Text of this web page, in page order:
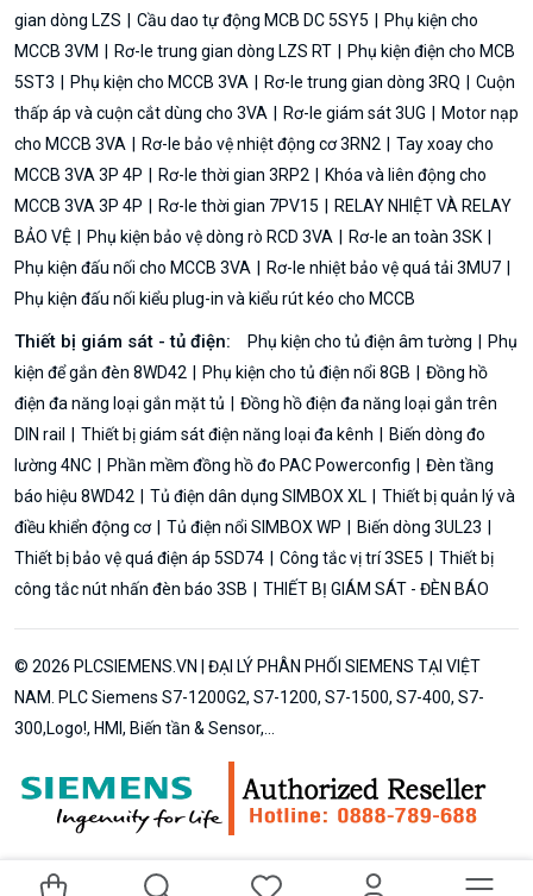
gian dòng LZS
Cầu dao tự động MCB DC 5SY5
Phụ kiện cho
MCCB 3VM
Rơ-le trung gian dòng LZS RT
Phụ kiện điện cho MCB
5ST3
Phụ kiện cho MCCB 3VA Rơ-le trung gian dòng 3RQ
Cuộn
thấp áp và cuộn cắt dùng cho 3VA
Rơ-le giám sát 3UG
Motor nạp
cho MCCB 3VA
Rơ-le bảo vệ nhiệt động cơ 3RN2
Tay xoay cho
MCCB 3VA 3P 4P
Rơ-le thời gian 3RP2
Khóa và liên động cho
MCCB 3VA 3P 4P
Rơ-le thời gian 7PV15
RELAY NHIỆT VÀ RELAY
BẢO VỆ
Phụ kiện bảo vệ dòng rò RCD 3VA
Rơ-le an toàn 3SK
Phụ kiện đấu nối cho MCCB 3VA
Rơ-le nhiệt bảo vệ quá tải 3MU7
Phụ kiện đấu nối kiểu plug-in và kiểu rút kéo cho MCCB
Thiết bị giám sát - tủ điện: Phụ kiện cho tủ điện âm tường
Phụ
kiện để gắn đèn 8WD42
Phụ kiện cho tủ điện nổi 8GB
Đồng hồ
điện đa năng loại gắn mặt tủ
Đồng hồ điện đa năng loại gắn trên
DIN rail
Thiết bị giám sát điện năng loại đa kênh
Biến dòng đo
lường 4NC
Phần mềm đồng hồ đo PAC Powerconfig
Đèn tầng
báo hiệu 8WD42
Tủ điện dân dụng SIMBOX XL
Thiết bị quản lý và
điều khiển động cơ
Tủ điện nổi SIMBOX WP
Biến dòng 3UL23
Thiết bị bảo vệ quá điện áp 5SD74
Công tắc vị trí 3SE5
Thiết bị
công tắc nút nhấn đèn báo 3SB
THIẾT BỊ GIÁM SÁT - ĐÈN BÁO
© 2026 PLCSIEMENS.VN | ĐẠI LÝ PHÂN PHỐI SIEMENS TẠI VIỆT
NAM. PLC Siemens S7-1200G2, S7-1200, S7-1500, S7-400, S7-
300,Logo!, HMI, Biến tần & Sensor,...